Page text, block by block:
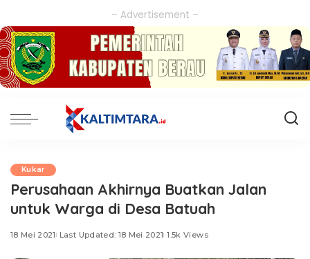
– Advertisement –
Kukar
Perusahaan Akhirnya Buatkan Jalan
untuk Warga di Desa Batuah
18 Mei 2021 Last Updated: 18 Mei 2021 1.5k Views